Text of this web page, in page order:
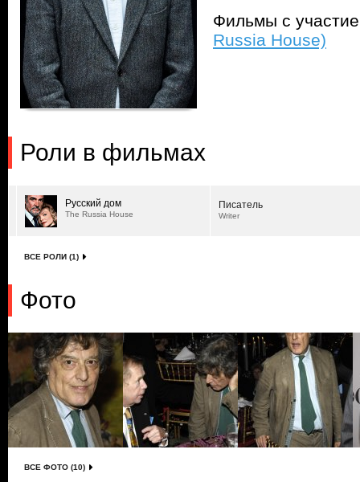
Фильмы с
Russia House)
Роли в фильмах
Русский дом
The Russia House
Писатель
Writer
ВСЕ РОЛИ (1)
Фото
ВСЕ ФОТО (10)